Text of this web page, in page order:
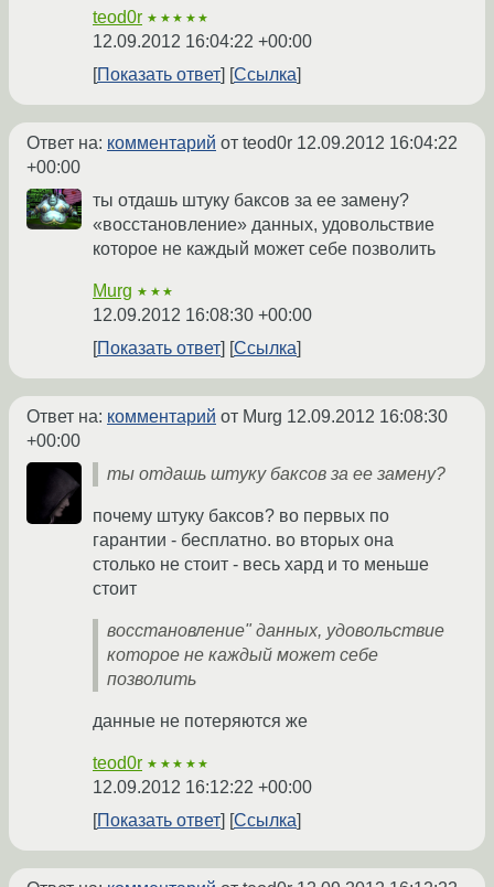
teod0r ★★★★★
12.09.2012 16:04:22 +00:00
Показать ответ
Ссылка
Ответ на: комментарий от teod0r 12.09.2012 16:04:22
+00:00
ты отдашь штуку баксов за ее замену?
«восстановление» данных, удовольствие
которое не каждый может себе позволить
Murg ★★★
12.09.2012 16:08:30 +00:00
Показать ответ
Ссылка
Ответ на: комментарий от Murg 12.09.2012 16:08:30
+00:00
ты отдашь штуку баксов за ее замену?
почему штуку баксов? во первых по
гарантии - бесплатно. во вторых она
столько не стоит - весь хард и то меньше
стоит
восстановление" данных, удовольствие
которое не каждый может себе
позволить
данные не потеряются же
teod0r ★★★★★
12.09.2012 16:12:22 +00:00
Показать ответ
Ссылка